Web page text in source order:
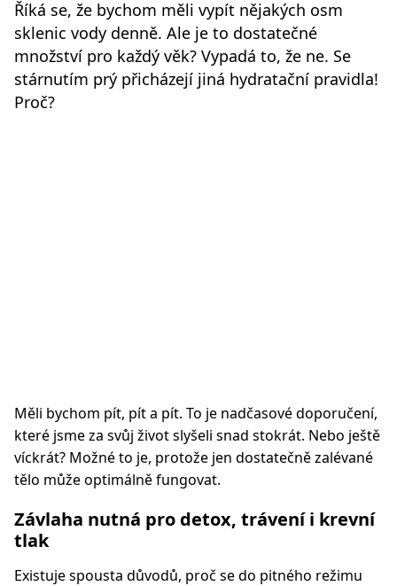
Říká se, že bychom měli vypít nějakých osm
sklenic vody denně. Ale je to dostatečné
množství pro každý věk? Vypadá to, že ne. Se
stárnutím prý přicházejí jiná hydratační pravidla!
Proč?
Měli bychom pít, pít a pít. To je nadčasové doporučení,
které jsme za svůj život slyšeli snad stokrát. Nebo ještě
víckrát? Možné to je, protože jen dostatečně zalévané
tělo může optimálně fungovat.
Závlaha nutná pro detox, trávení i krevní
tlak
Existuje spousta důvodů, proč se do pitného režimu